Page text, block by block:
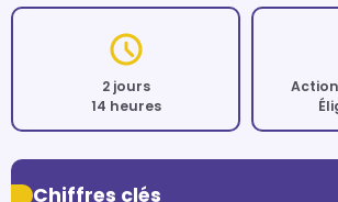
2 jours
14 heures
Chiffres clés